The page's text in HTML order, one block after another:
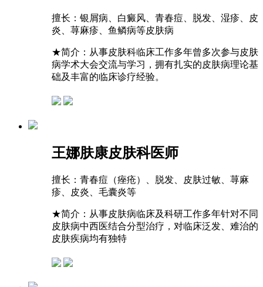
擅长： 银屑病、白癜风、青春痘、脱发、湿疹、皮
炎、荨麻疹、鱼鳞病等皮肤病
★简介：从事皮肤科临床工作多年曾多次参与皮肤
病学术大会交流与学习，拥有扎实的皮肤病理论基
础及丰富的临床诊疗经验。
王娜肤康皮肤科医师
擅长： 青春痘（痤疮）、脱发、皮肤过敏、荨麻
疹、皮炎、毛囊炎等
★简介：从事皮肤病临床及科研工作多年针对不同
皮肤病中西医结合分型治疗，对临床泛发、难治的
皮肤疾病均有独特